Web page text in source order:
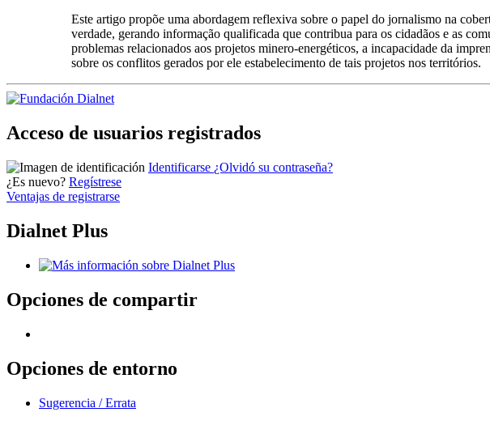
Este artigo propõe uma abordagem reflexiva sobre o papel do jornalismo na
verdade, gerando informação qualificada que contribua para os cidadãos e as
problemas relacionados aos projetos minero-energéticos, a incapacidade da
sobre os conflitos gerados por ele estabelecimento de tais projetos nos territórios.
Acceso de usuarios registrados
Identificarse ¿Olvidó su contraseña?
¿Es nuevo? Regístrese
Ventajas de registrarse
Dialnet Plus
Opciones de compartir
Opciones de entorno
Sugerencia / Errata